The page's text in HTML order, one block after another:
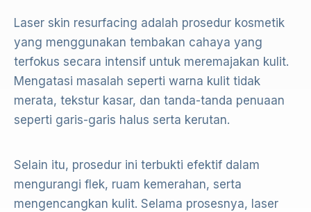
Laser skin resurfacing adalah prosedur kosmetik
yang menggunakan tembakan cahaya yang
terfokus secara intensif untuk meremajakan kulit.
Mengatasi masalah seperti warna kulit tidak
merata, tekstur kasar, dan tanda-tanda penuaan
seperti garis-garis halus serta kerutan.
Selain itu, prosedur ini terbukti efektif dalam
mengurangi flek, ruam kemerahan, serta
mengencangkan kulit. Selama prosesnya, laser